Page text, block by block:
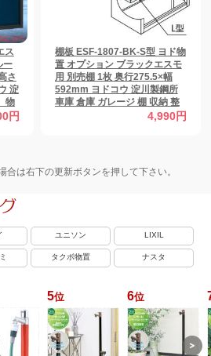
ス
ー
さ
淀
物
円
棚板 ESF-1807-BK-S型 ヨド物
置 オプション ブラックエスモ
用 別売棚 1枚 奥行275.5×幅
592mm ヨドコウ 淀川製鋼所
車庫 倉庫 ガレージ 棚 収納 整
4,990円
は右下の更新ボタンを押して下さい。